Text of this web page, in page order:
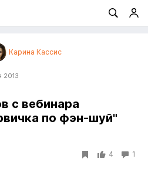
Карина Кассис
2013
с вебинара
по фэн-шуй"
4 1